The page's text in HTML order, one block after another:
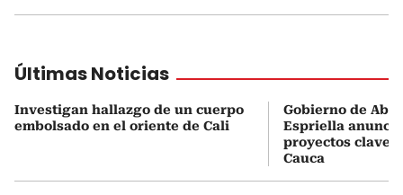
Últimas Noticias
Investigan hallazgo de un cuerpo
embolsado en el oriente de Cali
Gobierno de
Espriella
proyectos clave
Cauca